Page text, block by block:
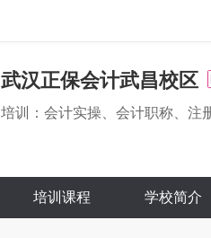
武汉正保会计武昌校区
培训：会计实操、会计职称、注
培训课程 学校简介